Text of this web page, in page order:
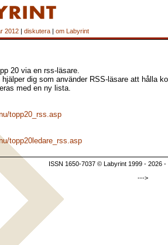
2012 | diskutera | om Labyrint
20 via en rss-läsare.
hjälper dig som använder RSS-läsare att hålla
med en ny lista.
topp20_rss.asp
topp20ledare_rss.asp
ISSN 1650-7037 © Labyrint 1999 - 2026 -
--->